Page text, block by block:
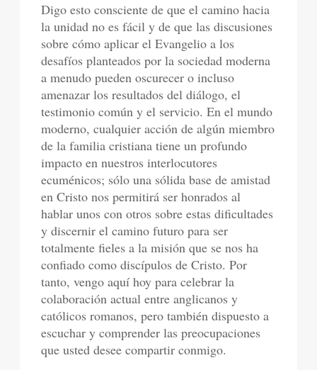
Digo esto consciente de que el camino hacia
la unidad no es fácil y de que las discusiones
sobre cómo aplicar el Evangelio a los
desafíos planteados por la sociedad moderna
a menudo pueden oscurecer o incluso
amenazar los resultados del diálogo, el
testimonio común y el servicio. En el mundo
moderno, cualquier acción de algún miembro
de la familia cristiana tiene un profundo
impacto en nuestros interlocutores
ecuménicos; sólo una sólida base de amistad
en Cristo nos permitirá ser honrados al
hablar unos con otros sobre estas dificultades
y discernir el camino futuro para ser
totalmente fieles a la misión que se nos ha
confiado como discípulos de Cristo. Por
tanto, vengo aquí hoy para celebrar la
colaboración actual entre anglicanos y
católicos romanos, pero también dispuesto a
escuchar y comprender las preocupaciones
que usted desee compartir conmigo.